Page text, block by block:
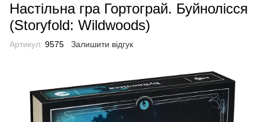
Настільна гра Гортограй. Буйнолісся
(Storyfold: Wildwoods)
Артикул: 9575 Залишити відгук